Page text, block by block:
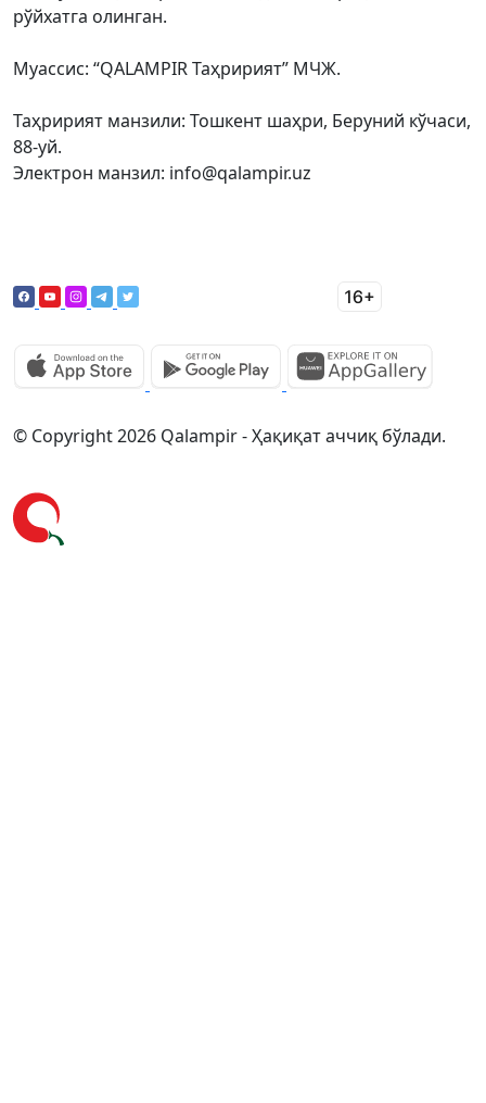
рўйхатга олинган.
Муассис: “QALAMPIR Таҳририят” МЧЖ.
Таҳририят манзили: Тошкент шаҳри, Беруний кўчаси,
88-уй.
Электрон манзил: info@qalampir.uz
© Copyright 2026 Qalampir - Ҳақиқат аччиқ бўлади.